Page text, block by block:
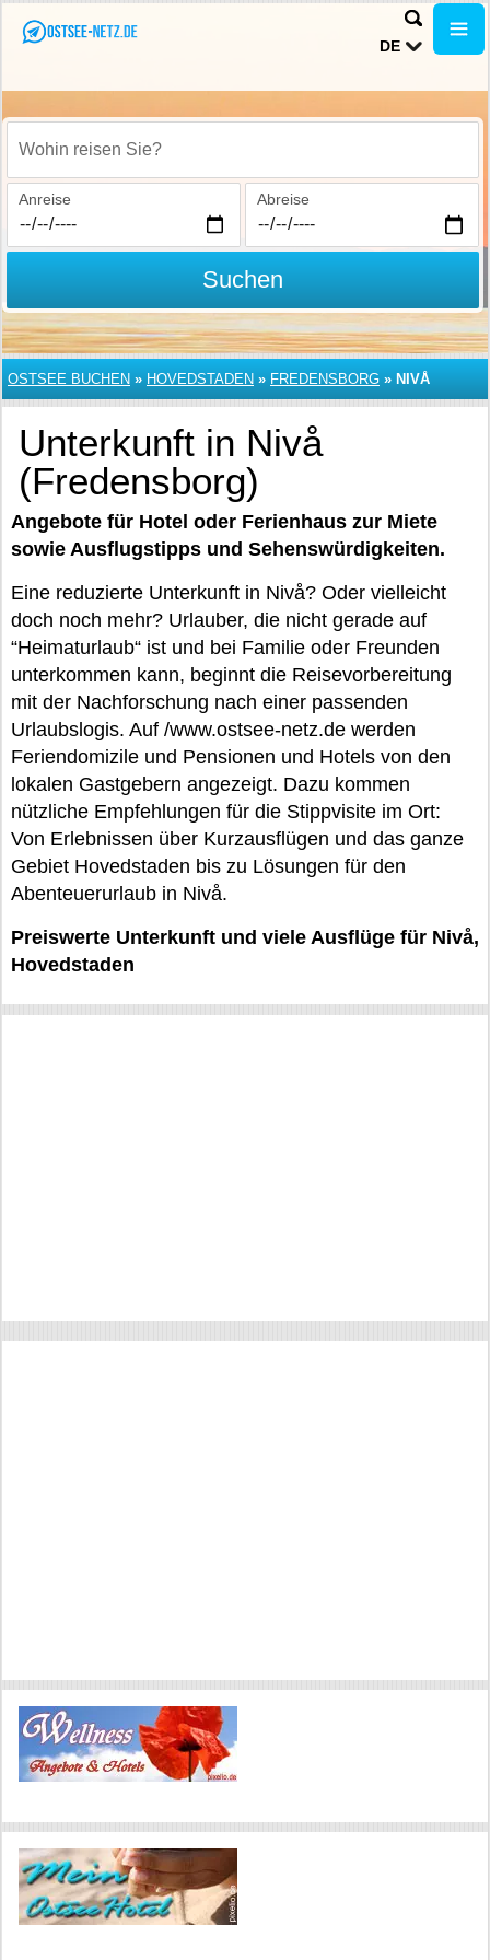
DE
Wohin reisen Sie?
Anreise Abreise
Suchen
OSTSEE BUCHEN » HOVEDSTADEN » FREDENSBORG » NIVÅ
Unterkunft in Nivå
(Fredensborg)
Angebote für Hotel oder Ferienhaus zur Miete
sowie Ausflugstipps und Sehenswürdigkeiten.
Eine reduzierte Unterkunft in Nivå? Oder vielleicht
doch noch mehr? Urlauber, die nicht gerade auf
“Heimaturlaub“ ist und bei Familie oder Freunden
unterkommen kann, beginnt die Reisevorbereitung
mit der Nachforschung nach einer passenden
Urlaubslogis. Auf /www.ostsee-netz.de werden
Feriendomizile und Pensionen und Hotels von den
lokalen Gastgebern angezeigt. Dazu kommen
nützliche Empfehlungen für die Stippvisite im Ort:
Von Erlebnissen über Kurzausflügen und das ganze
Gebiet Hovedstaden bis zu Lösungen für den
Abenteuerurlaub in Nivå.
Preiswerte Unterkunft und viele Ausflüge für Nivå,
Hovedstaden